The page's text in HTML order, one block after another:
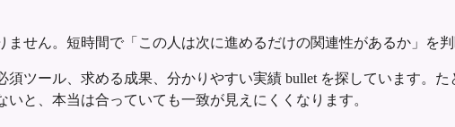
せん。短時間で「この人は次に進めるだけの関連性があるか」を判
ツール、求める成果、分かりやすい実績 bullet を探しています。た
と、本当は合っていても一致が見えにくくなります。